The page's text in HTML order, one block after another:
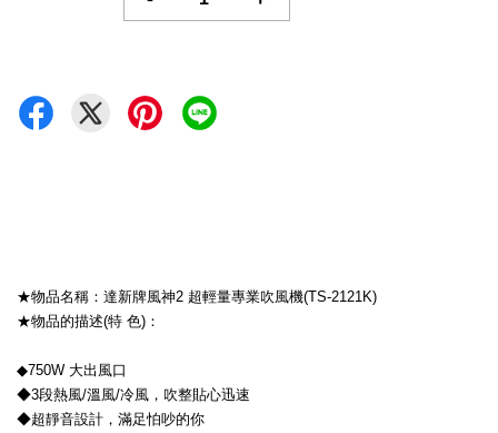
★物品名稱：達新牌風神2 超輕量專業吹風機(TS-2121K)
★物品的描述(特 色)：
◆750W 大出風口
◆3段熱風/溫風/冷風，吹整貼心迅速
◆超靜音設計，滿足怕吵的你